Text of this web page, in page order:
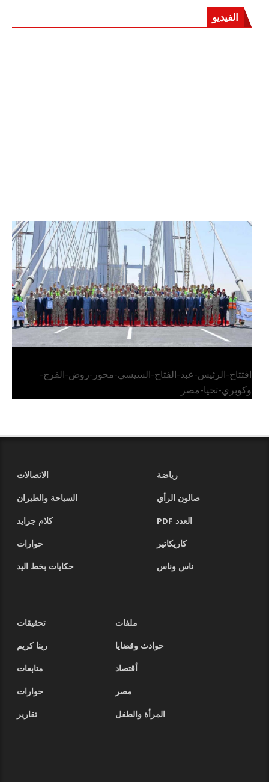
الفيديو
الرئيس عبد الفتاح السيسي يفتتح محور روض الفرج
وكوبري تحيا مصر
افتتاح-الرئيس-عبد-الفتاح-السيسي-محور-روض-الفرج-
وكوبري-تحيا-مصر
رياضة
الاتصالات
صالون الرأي
السياحة والطيران
العدد PDF
كلام جرايد
كاريكاتير
حوارات
ناس وناس
حكايات بخط اليد
ملفات
تحقيقات
حوادث وقضايا
ربنا كريم
أقتصاد
متابعات
مصر
حوارات
المرأة والطفل
تقارير